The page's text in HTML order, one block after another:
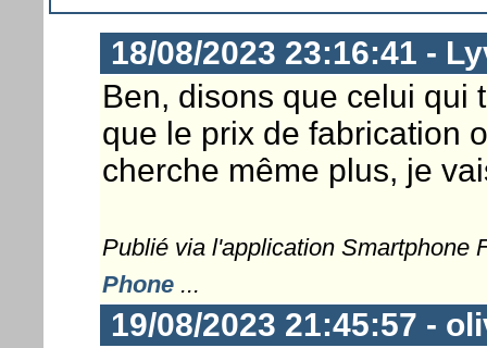
18/08/2023 23:16:41 -
Ben, disons que celui qui
que le prix de fabrication
cherche même plus, je
Publié via l'application Smartphone
Phone...
19/08/2023 21:45:57 -